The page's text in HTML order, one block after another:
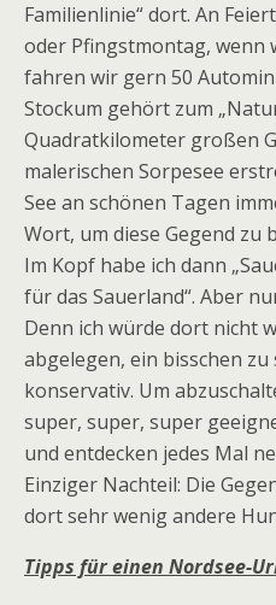
Familienlinie“ dort. An
oder Pfingstmontag, wenn
fahren wir gern 50
Stockum gehört zum
Quadratkilometer großen
malerischen Sorpesee
See an schönen Tagen
Wort, um diese Gegend zu
Im Kopf habe ich dann
für das Sauerland“. Aber
Denn ich würde dort nicht
abgelegen, ein bisschen
konservativ. Um
super, super, super
und entdecken jedes Mal
Einziger Nachteil: Die
dort sehr wenig andere
Tipps für einen Nordsee-